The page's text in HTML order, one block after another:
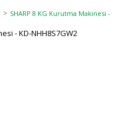
SHARP 8 KG Kurutma Makinesi -